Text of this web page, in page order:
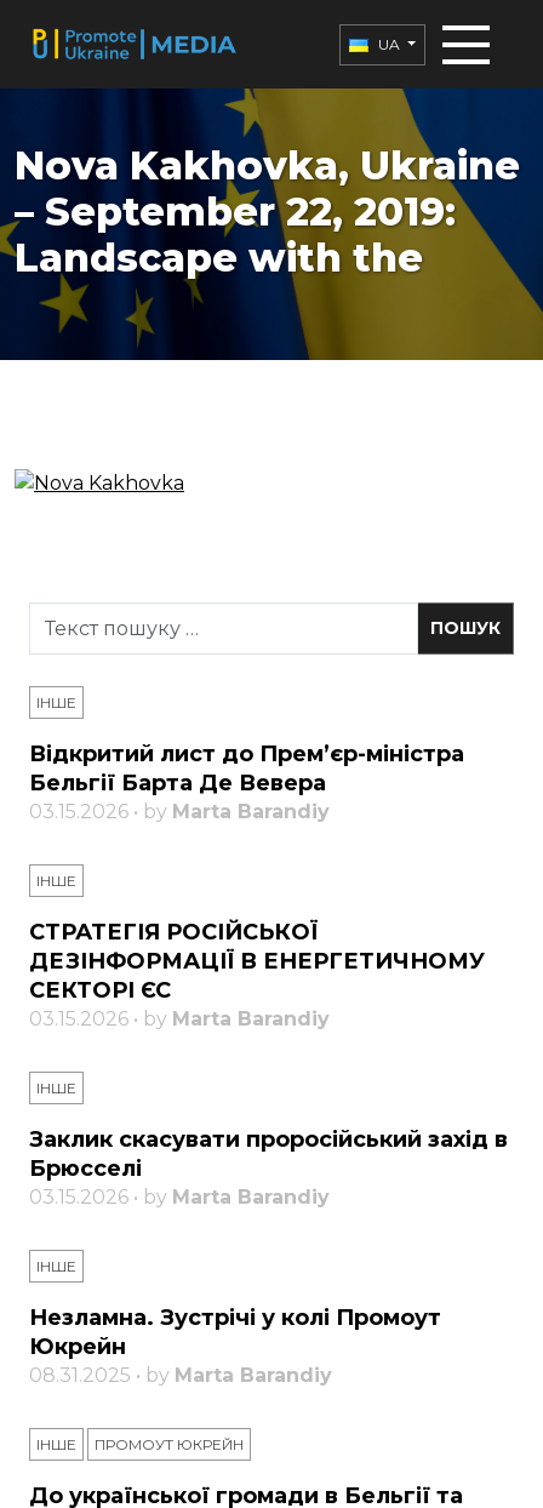
UA
Nova Kakhovka, Ukraine
– September 22, 2019:
Landscape with the
ІНШЕ
Відкритий лист до Прем’єр-міністра
Бельгії Барта Де Вевера
03.15.2026 • by Marta Barandiy
ІНШЕ
СТРАТЕГІЯ РОСІЙСЬКОЇ
ДЕЗІНФОРМАЦІЇ В ЕНЕРГЕТИЧНОМУ
СЕКТОРІ ЄС
03.15.2026 • by Marta Barandiy
ІНШЕ
Заклик скасувати проросійський захід в
Брюсселі
03.15.2026 • by Marta Barandiy
ІНШЕ
Незламна. Зустрічі у колі Промоут
Юкрейн
08.31.2025 • by Marta Barandiy
ІНШЕ ПРОМОУТ ЮКРЕЙН
До української громади в Бельгії та